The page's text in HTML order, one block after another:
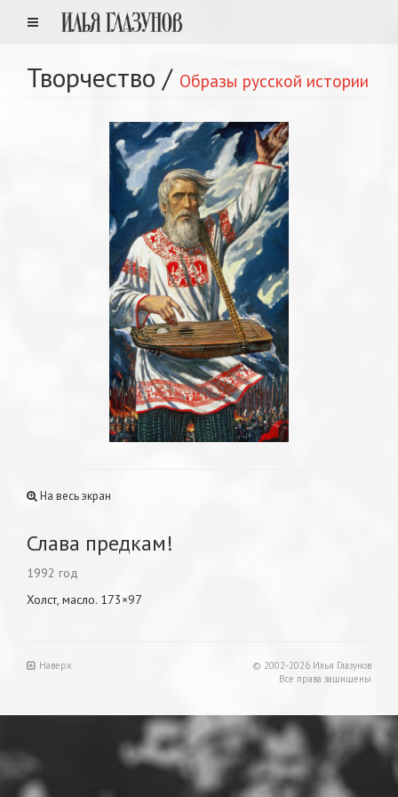
Творчество / Образы русской истории
На весь экран
Слава предкам!
1992 год
Холст, масло. 173×97
Наверх
© 2002-2026 Илья Глазунов
Все права защищены